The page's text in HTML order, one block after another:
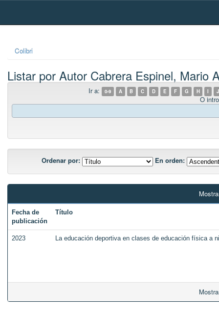
Skip
Colibri
Listar por Autor Cabrera Espinel, Mario
Ir a: 0-9 A B C D E F G H I J
O
Ordenar por: En orden:
Fecha de
publicación
Título
2023 La educación deportiva en clases de educación física a